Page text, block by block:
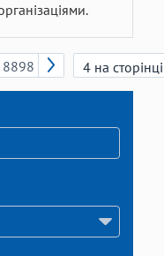
8898